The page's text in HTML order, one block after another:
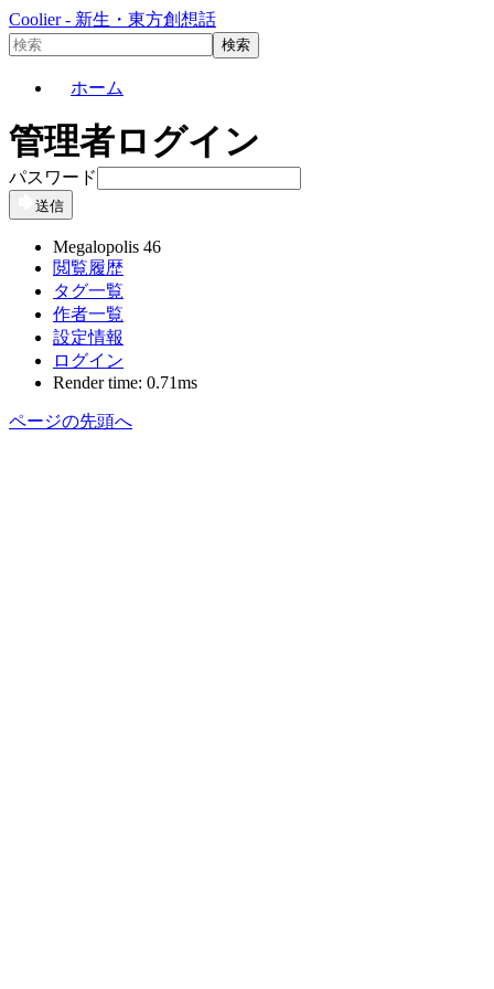
Coolier - 新生・東方創想話
ホーム
管理者ログイン
パスワード
送信
Megalopolis 46
閲覧履歴
タグ一覧
作者一覧
設定情報
ログイン
Render time: 0.71ms
ページの先頭へ